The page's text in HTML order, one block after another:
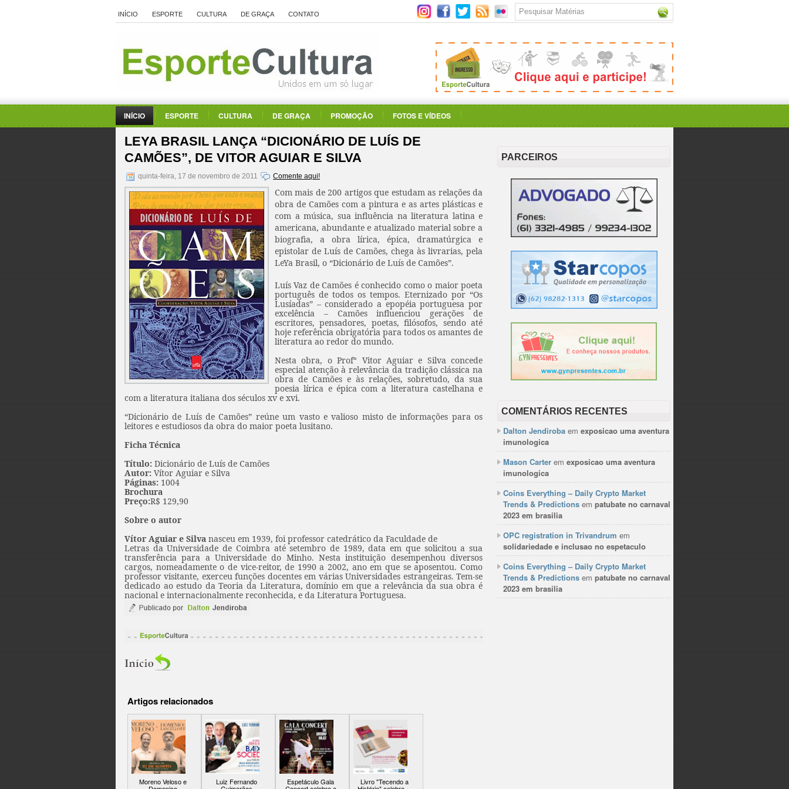
INÍCIO ESPORTE CULTURA DE GRAÇA CONTATO
INÍCIO ESPORTE CULTURA DE GRAÇA PROMOÇÃO FOTOS E VÍDEOS
LEYA BRASIL LANÇA “DICIONÁRIO DE LUÍS DE
CAMÕES”, DE VITOR AGUIAR E SILVA
quinta-feira, 17 de novembro de 2011 Comente aqui!
Com mais de 200 artigos que estudam as relações da
obra de Camões com a pintura e as artes plásticas e
com a música, sua influência na literatura latina e
americana, abundante e atualizado material sobre a
biografia, a obra lírica, épica, dramatúrgica e
epistolar de Luís de Camões, chega às livrarias, pela
LeYa Brasil, o “Dicionário de Luís de Camões”.
Luís Vaz de Camões é conhecido como o maior poeta
português de todos os tempos. Eternizado por “Os
Lusíadas” – considerado a epopéia portuguesa por
excelência – Camões influenciou gerações de
escritores, pensadores, poetas, filósofos, sendo até
hoje referência obrigatória para todos os amantes de
literatura ao redor do mundo.
Nesta obra, o Profº Vitor Aguiar e Silva concede
especial atenção à relevância da tradição clássica na
obra de Camões e às relações, sobretudo, da sua
poesia lírica e épica com a literatura castelhana e
com a literatura italiana dos séculos xv e xvi.
“Dicionário de Luís de Camões” reúne um vasto e valioso misto de informações para os
leitores e estudiosos da obra do maior poeta lusitano.
Ficha Técnica
Título: Dicionário de Luís de Camões
Autor: Vítor Aguiar e Silva
Páginas: 1004
Brochura
Preço:R$ 129,90
Sobre o autor
Vítor Aguiar e Silva nasceu em 1939, foi professor catedrático da Faculdade de
Letras da Universidade de Coimbra até setembro de 1989, data em que solicitou a sua
transferência para a Universidade do Minho. Nesta instituição desempenhou diversos
cargos, nomeadamente o de vice-reitor, de 1990 a 2002, ano em que se aposentou. Como
professor visitante, exerceu funções docentes em várias Universidades estrangeiras. Tem-se
dedicado ao estudo da Teoria da Literatura, domínio em que a relevância da sua obra é
nacional e internacionalmente reconhecida, e da Literatura Portuguesa.
Artigos relacionados
Moreno Veloso e Luiz Fernando Espetáculo Gala Livro "Tecendo a
PARCEIROS
COMENTÁRIOS RECENTES
Dalton Jendiroba em exposicao uma aventura
imunologica
Mason Carter em exposicao uma aventura
imunologica
Coins Everything – Daily Crypto Market
Trends & Predictions em patubate no carnaval
2023 em brasilia
OPC registration in Trivandrum em
solidariedade e inclusao no espetaculo
Coins Everything – Daily Crypto Market
Trends & Predictions em patubate no carnaval
2023 em brasilia